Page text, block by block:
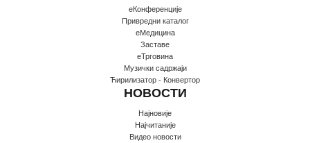
еКонференције
Привредни каталог
еМедицина
Заставе
еТрговина
Музички садржаји
Ћирилизатор - Конвертор
НОВОСТИ
Најновије
Најчитаније
Видео новости